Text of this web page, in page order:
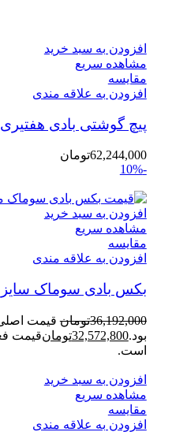
افزودن به سبد خرید
مشاهده سریع
مقایسه
افزودن به علاقه مندی
پیچ گوشتی بادی هفتیری SP مدل SP-1810A
62,244,000تومان
-10%
افزودن به سبد خرید
مشاهده سریع
مقایسه
افزودن به علاقه مندی
بکس بادی سوماک سایز ۳/۴ مدل ST-5560
36,192,000تومان
بود.32,572,800تومان
است.
افزودن به سبد خرید
مشاهده سریع
مقایسه
افزودن به علاقه مندی